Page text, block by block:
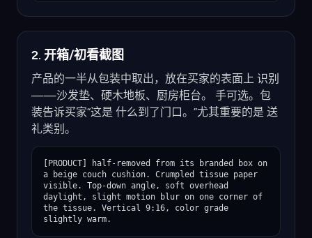
2. 开箱/初看截图
产品的一半从包装中取出，放在买家的表面上 识别
——沙发垫、硬木地板、厨房柜台。 手可选。包
装告诉买家“这是 什么到了门口。”尤其重要的是 送
礼类别。
[PRODUCT] half-removed from its branded box on
a beige couch cushion. Crumpled tissue paper
visible. Top-down angle, soft overhead
daylight, slight motion blur on one corner of
the tissue. Vertical 9:16, color grade
slightly warm.